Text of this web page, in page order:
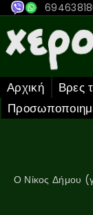
Αρχική Βρες
Ο Νίκος Δήμου